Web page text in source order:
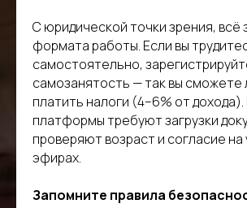
С юридической точки зрения, всё
формата работы. Если вы
самостоятельно,
самозанятость — так вы сможете
платить налоги (4–6% от дохода).
платформы требуют загрузки
проверяют возраст и согласие на
эфирах.
Запомните правила